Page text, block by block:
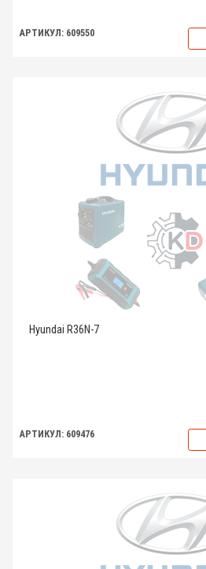
АРТИКУЛ: 609550
Hyundai R36N-7
АРТИКУЛ: 609476